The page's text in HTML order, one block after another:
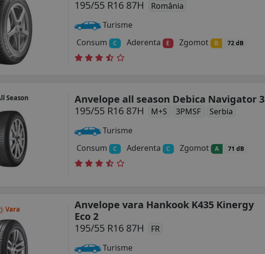
195/55 R16 87H
România
Turisme
Consum
C Aderenta E Zgomot B 72 dB
Season
Anvelope all season Debica Navigator 3
195/55 R16 87H
M+S 3PMSF
Serbia
Turisme
Consum
C Aderenta C Zgomot A 71 dB
Vara
Anvelope vara Hankook K435 Kinergy
Eco 2
195/55 R16 87H
FR
Turisme